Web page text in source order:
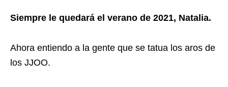
Siempre le quedará el verano de 2021, Natalia.
Ahora entiendo a la gente que se tatua los aros de
los JJOO.